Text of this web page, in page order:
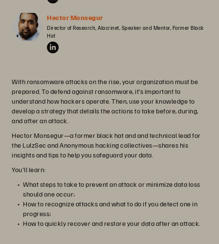
Hector Monsegur
Director of Research, Alacrinet, Speaker and Mentor, Former Black
Hat
With ransomware attacks on the rise, your organization must be
prepared. To defend against ransomware, it’s important to
understand how hackers operate. Then, use your knowledge to
develop a strategy that details the actions to take before, during,
and after an attack.
Hector Monsegur—a former black hat and and technical lead for
the LulzSec and Anonymous hacking collectives—shares his
insights and tips to help you safeguard your data.
You'll learn:
What steps to take to prevent an attack or minimize data loss
should one occur;
How to recognize attacks and what to do if you detect one in
progress;
How to quickly recover and restore your data after an attack.